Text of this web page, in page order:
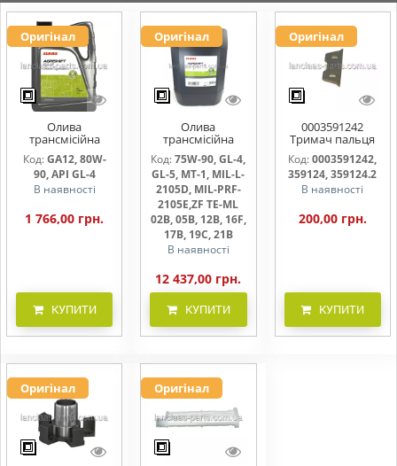
Оригінал
Олива
трансмісійна
AGRISHIFT GA12 5
л
Код:GA12, 80W-
90, API GL-4
В наявності
1 766,00 грн.
КУПИТИ
Оригінал
Олива
трансмісійна
AGRISHIFT SYN FE
75W90 20л
Код: 75W-90, GL-4,
GL-5, MT-1, MIL-L-
2105D, MIL-PRF-
2105E,ZF TE-ML
02B, 05B, 12B, 16F,
17B, 19C, 21B
В наявності
12 437,00 грн.
КУПИТИ
Оригінал
0003591242
Тримач пальця
жниварки
Код:0003591242,
359124, 359124.2
В наявності
200,00 грн.
КУПИТИ
Оригінал Оригінал